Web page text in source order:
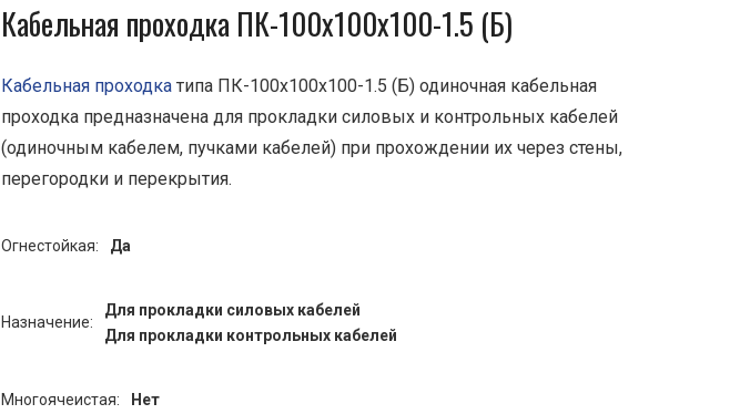
Кабельная проходка ПК-100х100х100-1.5 (Б)
Кабельная проходка типа ПК-100х100х100-1.5 (Б) одиночная кабельная
проходка предназначена для прокладки силовых и контрольных кабелей
(одиночным кабелем, пучками кабелей) при прохождении их через стены,
перегородки и перекрытия.
Огнестойкая: Да
Назначение:
Для прокладки силовых кабелей
Для прокладки контрольных кабелей
Многоячеистая: Нет